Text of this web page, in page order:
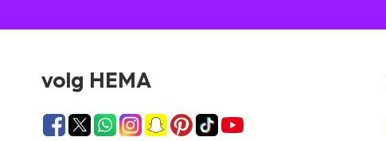
volg HEMA